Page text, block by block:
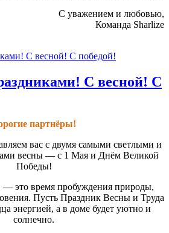
С уважением и любовью,
Команда Sharlize
С весной! С
партнёры!
вас с двумя самыми светлыми и
весны — с 1 Мая и Днём Великой
Победы!
это время пробуждения природы,
Пусть Праздник Весны и Труда
энергией, а в доме будет уютно и
солнечно.